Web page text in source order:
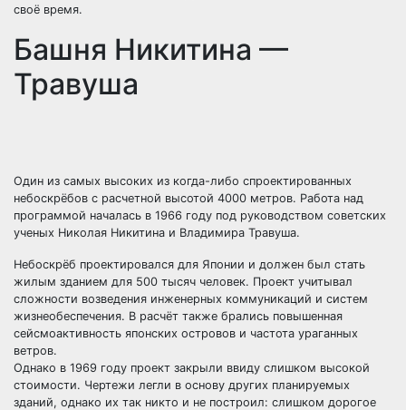
своё время.
Башня Никитина —
Травуша
Один из самых высоких из когда-либо спроектированных
небоскрёбов с расчетной высотой 4000 метров. Работа над
программой началась в 1966 году под руководством советских
ученых Николая Никитина и Владимира Травуша.
Небоскрёб проектировался для Японии и должен был стать
жилым зданием для 500 тысяч человек. Проект учитывал
сложности возведения инженерных коммуникаций и систем
жизнеобеспечения. В расчёт также брались повышенная
сейсмоактивность японских островов и частота ураганных
ветров.
Однако в 1969 году проект закрыли ввиду слишком высокой
стоимости. Чертежи легли в основу других планируемых
зданий, однако их так никто и не построил: слишком дорогое